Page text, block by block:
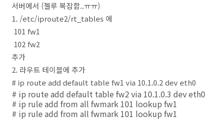
서버에서 (젤루 복잡합..ㅠㅠ)
1. /etc/iproute2/rt_tables 에
101 fw1
102 fw2
추가
2. 라우트 테이블에 추가
# ip route add default table fw1 via 10.1.0.2 dev eth0
# ip route add default table fw2 via 10.1.0.3 dev eth0
# ip rule add from all fwmark 101 lookup fw1
# ip rule add from all fwmark 101 lookup fw1